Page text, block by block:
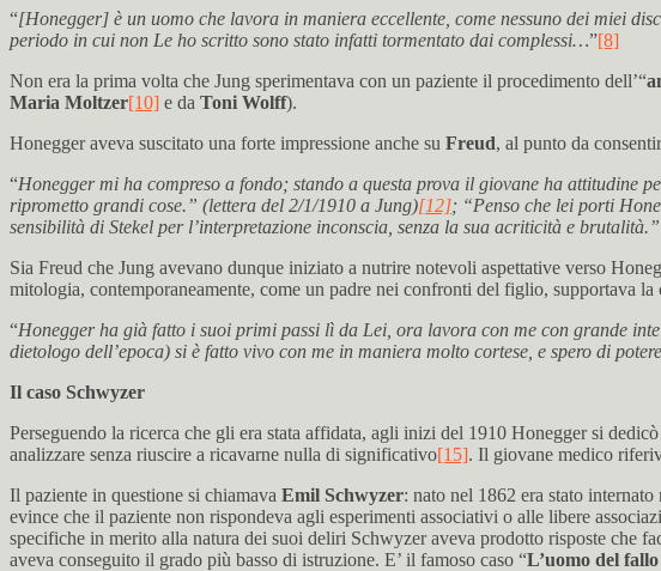
“[Honegger] è un uomo che lavora in maniera eccellente, come nessuno dei miei
periodo in cui non Le ho scritto sono stato infatti tormentato dai complessi…”[8]
Non era la prima volta che Jung sperimentava con un paziente il procedimento dell’“
Maria Moltzer[10] e da Toni Wolff).
Honegger aveva suscitato una forte impressione anche su Freud, al punto da
“Honegger mi ha compreso a fondo; stando a questa prova il giovane ha attitudine
riprometto grandi cose.” (lettera del 2/1/1910 a Jung)[12]; “Penso che lei porti
sensibilità di Stekel per l’interpretazione inconscia, senza la sua acriticità e
Sia Freud che Jung avevano dunque iniziato a nutrire notevoli aspettative verso
mitologia, contemporaneamente, come un padre nei confronti del figlio, supportava la
“Honegger ha già fatto i suoi primi passi lì da Lei, ora lavora con me con grande
dietologo dell’epoca) si è fatto vivo con me in maniera molto cortese, e spero di
Il caso Schwyzer
Perseguendo la ricerca che gli era stata affidata, agli inizi del 1910 Honegger si
analizzare senza riuscire a ricavarne nulla di significativo[15]. Il giovane medico
Il paziente in questione si chiamava Emil Schwyzer: nato nel 1862 era stato
evince che il paziente non rispondeva agli esperimenti associativi o alle libere
specifiche in merito alla natura dei suoi deliri Schwyzer aveva prodotto risposte che
aveva conseguito il grado più basso di istruzione. E’ il famoso caso “L’uomo del